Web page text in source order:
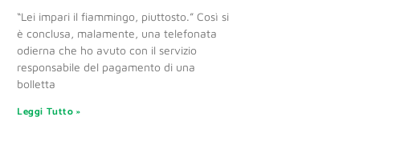
“Lei impari il fiammingo, piuttosto.” Così si
è conclusa, malamente, una telefonata
odierna che ho avuto con il servizio
responsabile del pagamento di una
bolletta
Leggi Tutto »